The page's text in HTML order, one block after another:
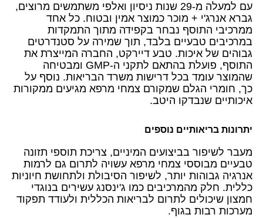
עם למעלה מ-29 שנות ניסיון ואלפי משתמשים מרוצים,
גברא אנרג'י + מוכר כמוצר אמין ובטוח. כל אחד
ממרכיבי התוסף נבחר בקפידה מתוך התמקדות
במרכיבים טבעיים בלבד, תוך שמירה על סטנדרטים
גבוהים של איכות. טבע דיירקט, החברה המייצרת את
התוסף, פועלת בהתאם לתקני ה-GMP ומבטיחה
שהמוצר עומד בכל דרישות משרד הבריאות. נוסף על
כך, חומרי הגלם שמקורם צמחי מרפא מגיעים ממקורות
איכותיים שנבדקו היטב.
יתרונות בריאותיים נוספים
מעבר לשיפור בביצועים המיניים, צריכת תוספי תזונה
טבעיים מבוססי צמחי מרפא עשויה לתרום גם לרמות
אנרגיה גבוהות יותר, לשיפור הסיבולת ולתחושת חיוניות
כללית. חלק מהמרכיבים כמו ג'ינסנג עשירים בנוגדי
חמצון שיכולים לתרום לבריאות הכללית ולעודד תפקוד
מערכות רבות בגוף.